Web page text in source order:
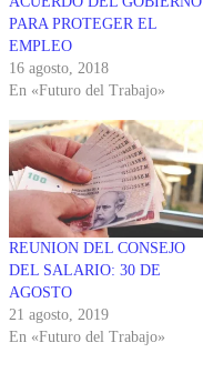
PARA PROTEGER EL
EMPLEO
16 agosto, 2018
En «Futuro del Trabajo»
REUNION DEL CONSEJO
DEL SALARIO: 30 DE
AGOSTO
21 agosto, 2019
En «Futuro del Trabajo»